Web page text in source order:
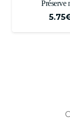
Préserve
5.75